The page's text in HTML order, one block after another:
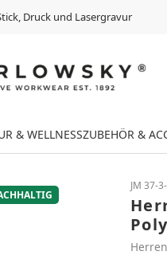
Druck und Lasergravur
& WELLNESSZUBEHÖR &
JM 37-